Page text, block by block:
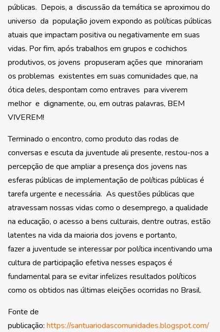
públicas. Depois, a discussão da temática se aproximou do
universo da população jovem expondo as políticas públicas
atuais que impactam positiva ou negativamente em suas
vidas. Por fim, após trabalhos em grupos e cochichos
produtivos, os jovens propuseram ações que minorariam
os problemas existentes em suas comunidades que, na
ótica deles, despontam como entraves para viverem
melhor e dignamente, ou, em outras palavras, BEM
VIVEREM!
Terminado o encontro, como produto das rodas de
conversas e escuta da juventude ali presente, restou-nos a
percepção de que ampliar a presença dos jovens nas
esferas públicas de implementação de políticas públicas é
tarefa urgente e necessária. As questões públicas que
atravessam nossas vidas como o desemprego, a qualidade
na educação, o acesso a bens culturais, dentre outras, estão
latentes na vida da maioria dos jovens e portanto,
fazer a juventude se interessar por política incentivando uma
cultura de participação efetiva nesses espaços é
fundamental para se evitar infelizes resultados políticos
como os obtidos nas últimas eleições ocorridas no Brasil.
Fonte de
publicação: https://santuariodascomunidades.blogspot.com/